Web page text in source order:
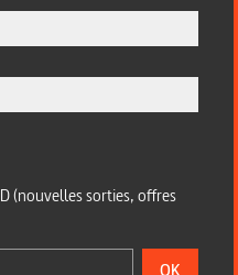
(nouvelles sorties, offres